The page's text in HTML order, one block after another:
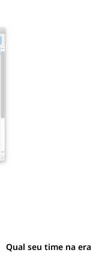
Qual seu time na era